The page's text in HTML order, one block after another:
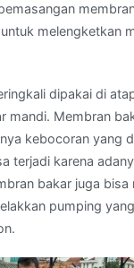
melengketkan
dipakai di
mandi. Membran
kebocoran yang
terjadi karena
bakar juga bisa
pumping